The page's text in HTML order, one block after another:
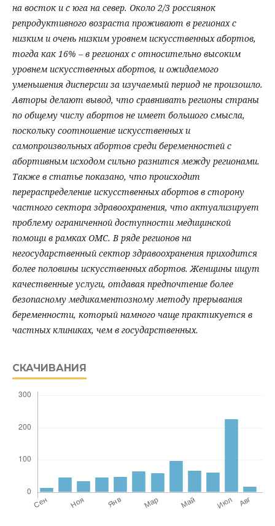
на восток и с юга на север. Около 2/3 россиянок
репродуктивного возраста проживают в регионах с
низким и очень низким уровнем искусственных абортов,
тогда как 16% – в регионах с относительно высоким
уровнем искусственных абортов, и ожидаемого
уменьшения дисперсии за изучаемый период не произошло.
Авторы делают вывод, что сравнивать регионы страны
по общему числу абортов не имеет большого смысла,
поскольку соотношение искусственных и
самопроизвольных абортов среди беременностей с
абортивным исходом сильно разнится между регионами.
Также в статье показано, что происходит
перераспределение искусственных абортов в сторону
частного сектора здравоохранения, что актуализирует
проблему ограниченной доступности медицинской
помощи в рамках ОМС. В ряде регионов на
негосударственный сектор здравоохранения приходится
более половины искусственных абортов. Женщины ищут
качественные услуги, отдавая предпочтение более
безопасному медикаментозному методу прерывания
беременности, который намного чаще практикуется в
частных клиниках, чем в государственных.
СКАЧИВАНИЯ